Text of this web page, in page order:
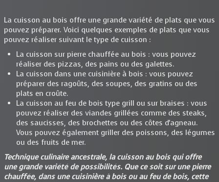
La cuisson au bois offre une grande variété de plats que vous
pouvez préparer. Voici quelques exemples de plats que vous
pouvez réaliser suivant le type de cuisson :
La cuisson sur pierre chauffée au bois : vous pouvez
réaliser des pizzas, des pains ou des galettes.
La cuisson dans une cuisinière à bois : vous pouvez
préparer des ragoûts, des soupes, des gratins ou des
plats en croûte.
La cuisson au feu de bois type grill ou sur braises : vous
pouvez réaliser des viandes grillées comme des steaks,
des saucisses, des brochettes ou des côtes d'agneau.
Vous pouvez également griller des poissons, des légumes
ou des fruits de mer.
Technique culinaire ancestrale, la cuisson au bois qui offre
une grande variété de possibilités. Que ce soit sur une pierre
chauffée, dans une cuisinière à bois ou au feu de bois, cette